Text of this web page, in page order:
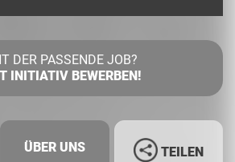
DER PASSENDE JOB?
INITIATIV BEWERBEN!
ÜBER UNS TEILEN